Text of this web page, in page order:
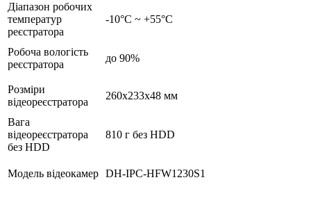
Діапазон робочих
температур
реєстратора
-10°C ~ +55°C
Робоча вологість
реєстратора
до 90%
Розміри
відеореєстратора
260x233x48 мм
Вага
відеореєстратора
без HDD
810 г без HDD
Модель відеокамер DH-IPC-HFW1230S1